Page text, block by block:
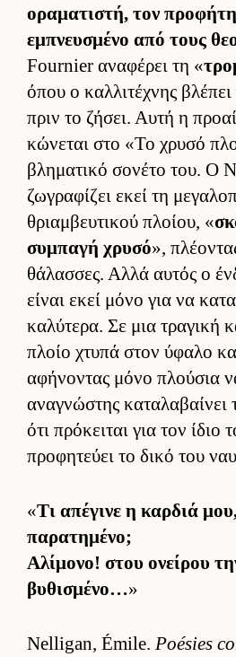
οραματιστή, τον
εμπνευ­σμένο από τους
Fournier αναφέρει τη «
όπου ο καλ­λιτέχνης βλέπει
πριν το ζήσει. Αυτή η
κώνεται στο «Το χρυσό
βληματικό σονέτο του. Ο
ζωγραφίζει εκεί τη
θριαμ­βευ­τικού πλοί­ου, «
συμπαγή χρυσό»,
θάλασ­σες. Αλλά αυ­τός ο
εί­ναι εκεί μόνο για να
καλύτερα. Σε μια τραγική
πλοίο χτυπά στον ύφαλο
αφήνοντας μόνο πλού­σια
αναγνώστης καταλαβαί­νει
ότι πρόκει­ται για τον ίδιο
προφητεύει το δικό του
«Τι απέγινε η καρ­διά
παρατημένο;
Αλίμονο! στου ονεί­ρου
βυθισμένο…»
Nelligan, Émile. Poésies